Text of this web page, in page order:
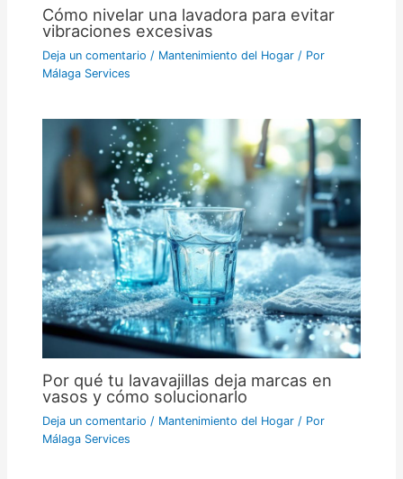
Cómo nivelar una lavadora para evitar
vibraciones excesivas
Deja un comentario / Mantenimiento del Hogar / Por
Málaga Services
Por qué tu lavavajillas deja marcas en
vasos y cómo solucionarlo
Deja un comentario / Mantenimiento del Hogar / Por
Málaga Services